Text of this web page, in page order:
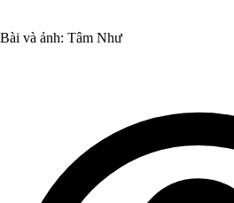
Bài và ảnh: Tâm Như